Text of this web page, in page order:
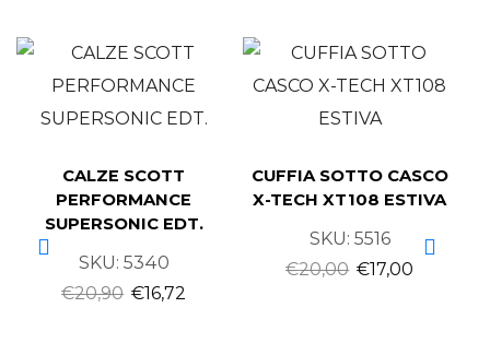
CALZE SCOTT
PERFORMANCE
SUPERSONIC EDT.
SKU: 5340
€20,90 €16,72
CUFFIA SOTTO CASCO
X-TECH XT108 ESTIVA
SKU: 5516
€20,00 €17,00